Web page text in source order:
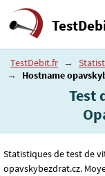
TestDebit.fr →
→
Hostname
Test
Statistiques de test de
opavskybezdrat.cz.